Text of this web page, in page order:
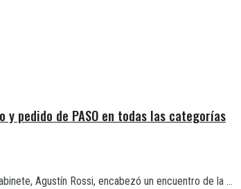
pedido de PASO en todas las categorías
Agustín Rossi, encabezó un encuentro de la ...